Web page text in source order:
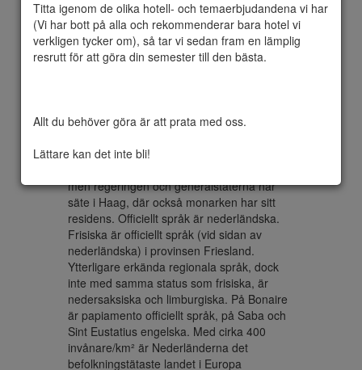
Titta igenom de olika hotell- och temaerbjudandena vi har
(Vi har bott på alla och rekommenderar bara hotel vi
verkligen tycker om), så tar vi sedan fram en lämplig
resrutt för att göra din semester till den bästa.
Allt du behöver göra är att prata med oss.
Lättare kan det inte bli!
Nederländska Nederland formellt
Konungariket Nederländerna, är ett land i
Västeuropa. Landet gränsar till Nordsjön i
Eustatius i Karibien. Nederländerna, Aruba,
tillsammans Kungariket Nederländerna.
men regeringen och generalstaterna har
säte i Haag, där också monarken har sitt
residens. Officiellt språk är nederländska.
Frisiska är officiellt språk (vid sidan av
nederländska) i provinsen Friesland.
Ytterligare erkända regionala språk, dock
inte med samma status som frisiska, är
nedersaksiska och limburgiska. På Bonaire
är papiamento officiellt språk, på Saba och
Sint Eustatius engelska. Med cirka 400
invånare/km² är Nederländerna det
befolkningstätaste landet i Europa